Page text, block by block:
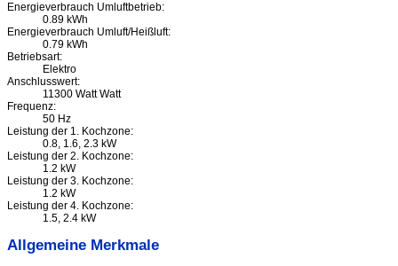
Energieverbrauch Umluftbetrieb:
0.89 kWh
Energieverbrauch Umluft/Heißluft:
0.79 kWh
Betriebsart:
Elektro
Anschlusswert:
11300 Watt Watt
Frequenz:
50 Hz
Leistung der 1. Kochzone:
0.8, 1.6, 2.3 kW
Leistung der 2. Kochzone:
1.2 kW
Leistung der 3. Kochzone:
1.2 kW
Leistung der 4. Kochzone:
1.5, 2.4 kW
Allgemeine Merkmale